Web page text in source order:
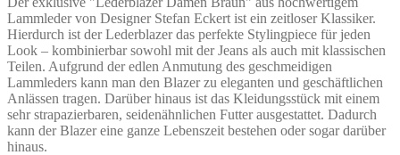
gewählt
werden
Lammleder von Designer Stefan Eckert ist ein zeitloser Klassiker.
Hierdurch ist der Lederblazer das perfekte Stylingpiece für jeden
Look – kombinierbar sowohl mit der Jeans als auch mit klassischen
Teilen. Aufgrund der edlen Anmutung des geschmeidigen
Lammleders kann man den Blazer zu eleganten und geschäftlichen
Anlässen tragen. Darüber hinaus ist das Kleidungsstück mit einem
sehr strapazierbaren, seidenähnlichen Futter ausgestattet. Dadurch
kann der Blazer eine ganze Lebenszeit bestehen oder sogar darüber
hinaus.